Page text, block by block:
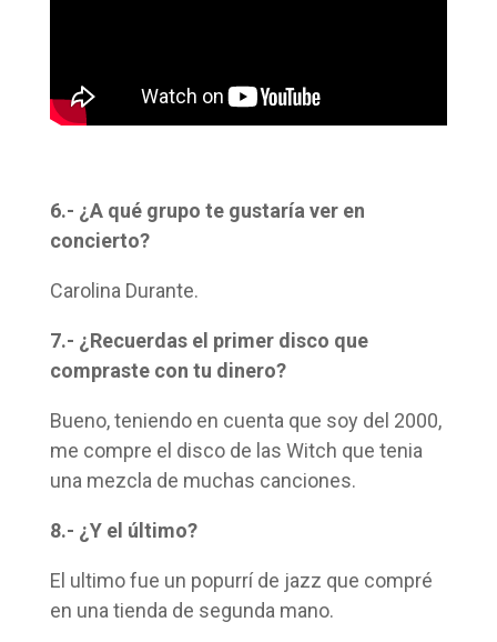
6.- ¿A qué grupo te gustaría ver en
concierto?
Carolina Durante.
7.- ¿Recuerdas el primer disco que
compraste con tu dinero?
Bueno, teniendo en cuenta que soy del 2000,
me compre el disco de las Witch que tenia
una mezcla de muchas canciones.
8.- ¿Y el último?
El ultimo fue un popurrí de jazz que compré
en una tienda de segunda mano.